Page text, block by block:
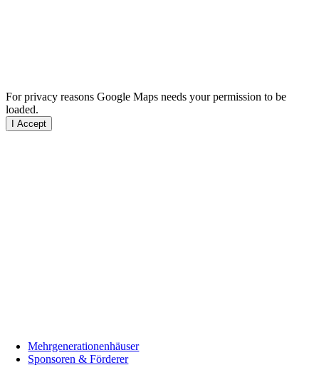
For privacy reasons Google Maps needs your permission to be
loaded.
I Accept
Mehrgenerationenhäuser
Sponsoren & Förderer